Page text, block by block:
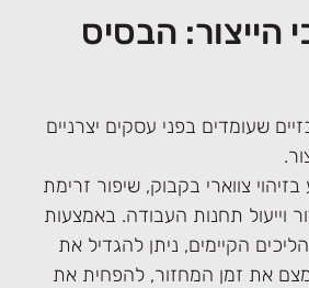
הייצור: הבסיס
שעומדים בפני עסקים יצרניים
בזיהוי צווארי בקבוק, שיפור זרימת
וייעול תחנות העבודה. באמצעות
הקיימים, ניתן להגדיל את
את זמן המחזור, להפחית את